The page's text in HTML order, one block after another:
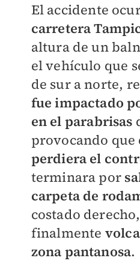
El accidente
carretera
altura de un
el vehículo que
de sur a norte,
fue impactado
en el parabrisas
provocando que
perdiera el
terminara por
carpeta de
costado
finalmente
zona pantanosa.